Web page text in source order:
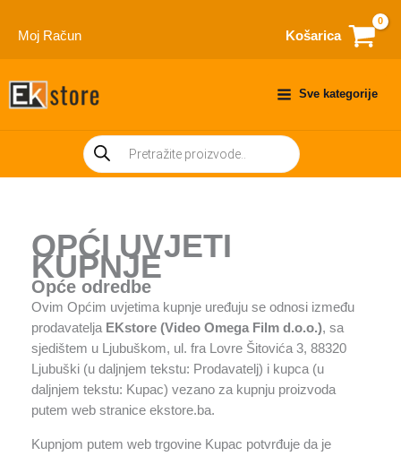
Moj Račun Košarica
Sve kategorije
Products
search
OPĆI UVJETI
KUPNJE
Opće odredbe
Ovim Općim uvjetima kupnje uređuju se odnosi između
prodavatelja EKstore (Video Omega Film d.o.o.), sa
sjedištem u Ljubuškom, ul. fra Lovre Šitovića 3, 88320
Ljubuški (u daljnjem tekstu: Prodavatelj) i kupca (u
daljnjem tekstu: Kupac) vezano za kupnju proizvoda
putem web stranice ekstore.ba.
Kupnjom putem web trgovine Kupac potvrđuje da je